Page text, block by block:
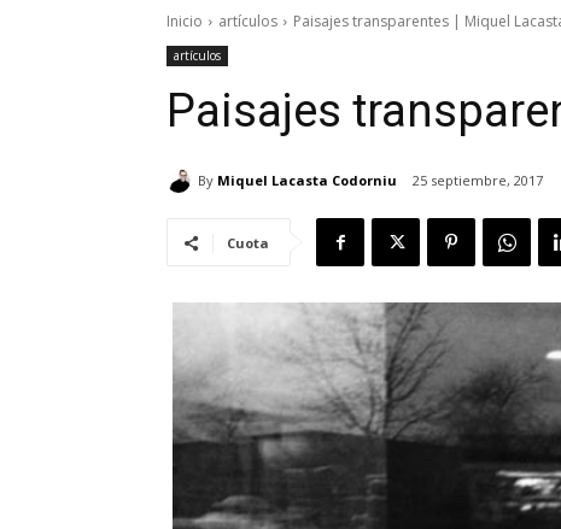
Inicio artículos Paisajes transparentes | Miquel
artículos
Paisajes
By Miquel Lacasta Codorniu 25 septiembre, 2017
Cuota